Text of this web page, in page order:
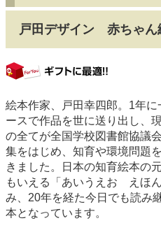
戸田デザイン 赤ちゃん
絵本作家、戸田幸四郎。1年
ースで作品を世に送り出し、
の全てが全国学校図書館協議
集をはじめ、知育や環境問題
きました。日本の知育絵本の
もいえる「あいうえお えほ
み、20年を経た今日でも読み
本となっています。